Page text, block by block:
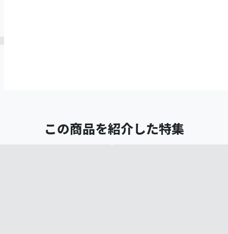
この商品を紹介した特集